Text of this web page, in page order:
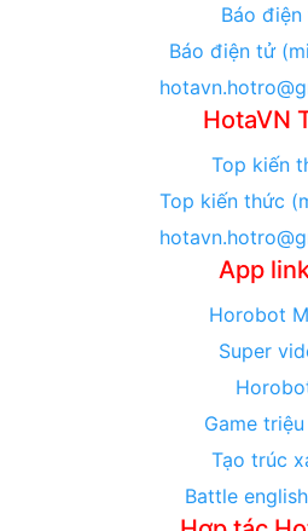
Báo điện
Báo điện tử
HotaVN
Top kiến
Top kiến thức
App
Horobot
Super
Game
Tạo trúc
Battle